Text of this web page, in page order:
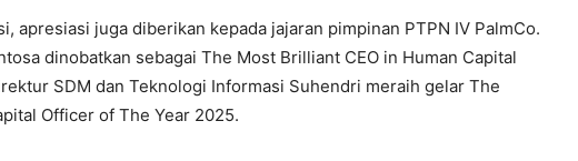
apresiasi juga diberikan kepada jajaran pimpinan PTPN IV PalmCo.
dinobatkan sebagai The Most Brilliant CEO in Human Capital
SDM dan Teknologi Informasi Suhendri meraih gelar The
Officer of The Year 2025.